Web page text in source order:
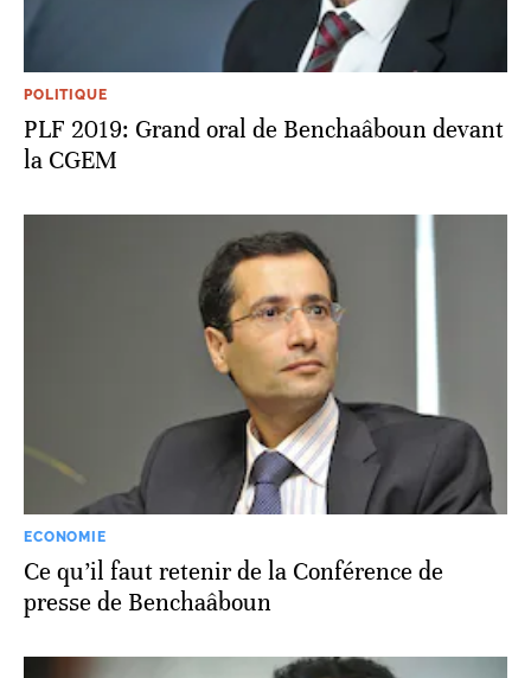
POLITIQUE
PLF 2019: Grand oral de Benchaâboun devant
la CGEM
ECONOMIE
Ce qu’il faut retenir de la Conférence de
presse de Benchaâboun